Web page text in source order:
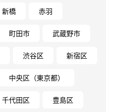
新橋 赤羽
町田市 武蔵野市
渋谷区 新宿区
中央区（東京都）
千代田区 豊島区